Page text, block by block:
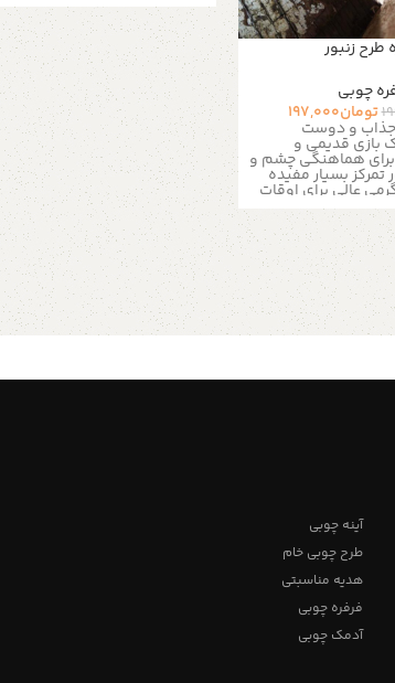
طرح زنبور
چوبی
تومان197,000
جذاب و دوست
بازی قدیمی و
هماهنگی چشم و
بسیار مفیده
عالی برای اوقات
محصول : رنگ
جنس بدنه : چوب
اندازه ها : ارتفاع محصول : 7 الی 8
سانتی متر قطر فرفره: 3 الی 4 سانتی
: نوع محصول:
چوب برای اطلاعات
و یا به شماره
از طریق واتساپ و
لطفا توجه داشته
های در تصویر نیست.
آینه چوبی
طرح چوبی خام
هدیه مناسبتی
فرفره چوبی
آدمک چوبی